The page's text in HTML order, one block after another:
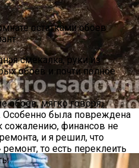
Канны После Зимы –
остатками обоев
смекалка, руки из
обоев и почти полное
обоев, мягко говоря,
Особенно была повреждена
сожалению, финансов не
и я решил, что
то есть переклеить